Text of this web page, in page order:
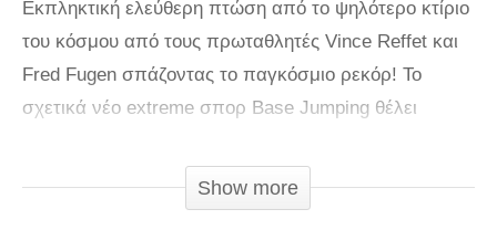
Εκπληκτική ελεύθερη πτώση από το ψηλότερο κτίριο
του κόσμου από τους πρωταθλητές Vince Reffet και
Fred Fugen σπάζοντας το παγκόσμιο ρεκόρ! Το
σχετικά νέο extreme σπορ Base Jumping θέλει
φυσικά η αδρεναλίνη χτυπάει κόκκινο. Στο βίντεο
πέρα από την εξαιρετική επιτυχημένη προσπάθεια
Show more